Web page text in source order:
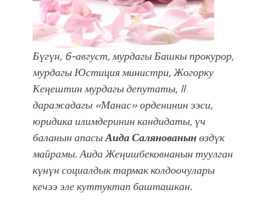
болмок”
Бүгүн, 6-август, мурдагы Башкы прокурор,
мурдагы Юстиция министри, Жогорку
Кеңештин мурдагы депутаты, II
даражадагы «Манас» орденинин ээси,
юридика илимдеринин кандидаты, үч
баланын апасыАида Салянованынөздүк
майрамы. Аида Жеңишбековнанын туулган
күнүн социалдык тармак колдоочулары
кечээ эле куттуктап башташкан.